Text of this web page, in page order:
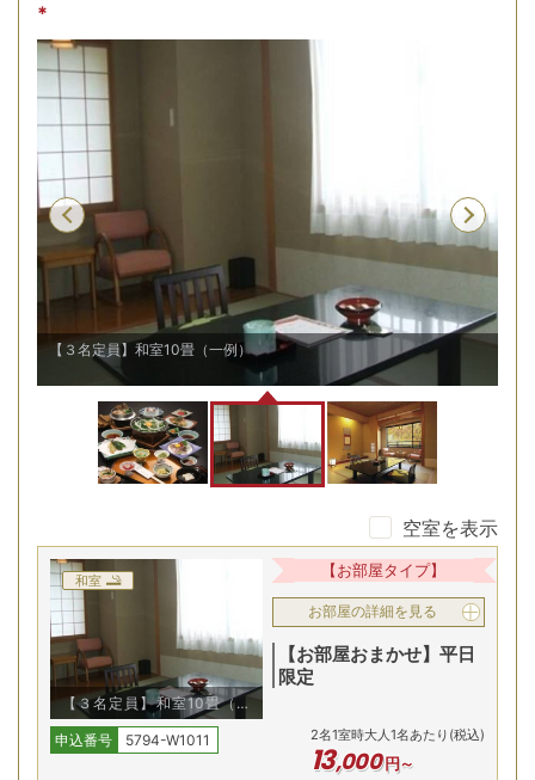
*
【６名定員】和室12.5畳/一例
空室を表示
和室
【３名定員】和室10畳（一
例）
【お部屋タイプ】
お部屋の詳細を見る
【お部屋おまかせ】平日
限定
申込番号 5794-W1011 2名1室時大人1名あたり(税込)
13,000円～